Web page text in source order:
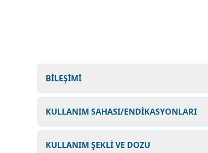
BİLEŞİMİ
KULLANIM SAHASI/ENDİKASYONLARI
KULLANIM ŞEKLİ VE DOZU